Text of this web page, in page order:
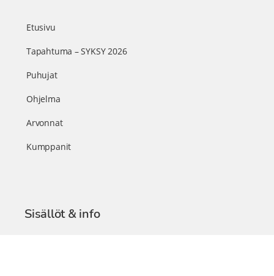
Etusivu
Tapahtuma – SYKSY 2026
Puhujat
Ohjelma
Arvonnat
Kumppanit
Sisällöt & info